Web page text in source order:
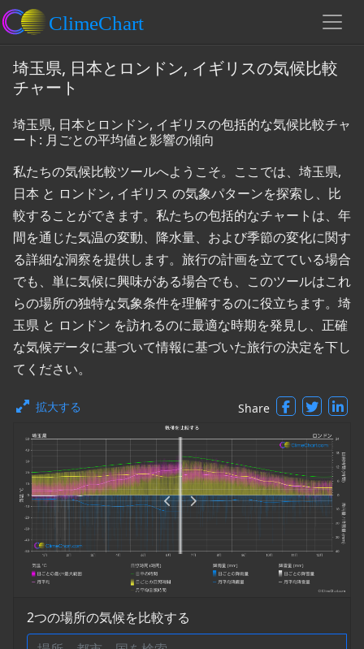
埼玉県, 日本とロンドン, イギリスの気候比較
チャート
埼玉県, 日本とロンドン, イギリスの包括的な気候比較チャ
ート: 月ごとの平均値と影響の傾向
私たちの気候比較ツールへようこそ。ここでは、埼玉県,
日本 と ロンドン, イギリス の気象パターンを探索し、比
較することができます。私たちの包括的なチャートは、年
間を通じた気温の変動、降水量、および季節の変化に関す
る詳細な洞察を提供します。旅行の計画を立てている場合
でも、単に気候に興味がある場合でも、このツールはこれ
らの場所の独特な気象条件を理解するのに役立ちます。埼
玉県 と ロンドン を訪れるのに最適な時期を発見し、正確
な気候データに基づいて情報に基づいた旅行の決定を下し
てください。
拡大する Share
2つの場所の気候を比較する